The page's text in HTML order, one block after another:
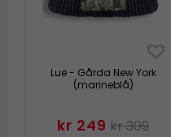
Lue - Gårda New York
(marineblå)
kr 249 kr 309